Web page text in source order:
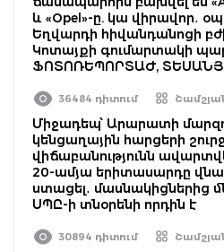
և «Opel»-ը. կա վիրավոր․
Եղվարդի հիվանդանոցի
Կոտայքի գումարտակի
ՖՈՏՈՌԵՊՈՐՏԱԺ,
36484 դիտում
Միջադեպ՝ Արարատի
կենցաղային հարցերի
վիճաբանությունն
20-ամյա երիտասարդը
ստացել․ մասնակիցներից
ՍՊԸ-ի տնօրենի որդին է
30894 դիտում